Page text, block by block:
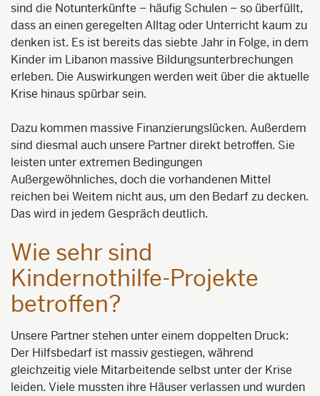
sind die Notunterkünfte – häufig Schulen – so überfüllt,
dass an einen geregelten Alltag oder Unterricht kaum zu
denken ist. Es ist bereits das siebte Jahr in Folge, in dem
Kinder im Libanon massive Bildungsunterbrechungen
erleben. Die Auswirkungen werden weit über die aktuelle
Krise hinaus spürbar sein.
Dazu kommen massive Finanzierungslücken. Außerdem
sind diesmal auch unsere Partner direkt betroffen. Sie
leisten unter extremen Bedingungen
Außergewöhnliches, doch die vorhandenen Mittel
reichen bei Weitem nicht aus, um den Bedarf zu decken.
Das wird in jedem Gespräch deutlich.
Wie sehr sind
Kindernothilfe-Projekte
betroffen?
Unsere Partner stehen unter einem doppelten Druck:
Der Hilfsbedarf ist massiv gestiegen, während
gleichzeitig viele Mitarbeitende selbst unter der Krise
leiden. Viele mussten ihre Häuser verlassen und wurden